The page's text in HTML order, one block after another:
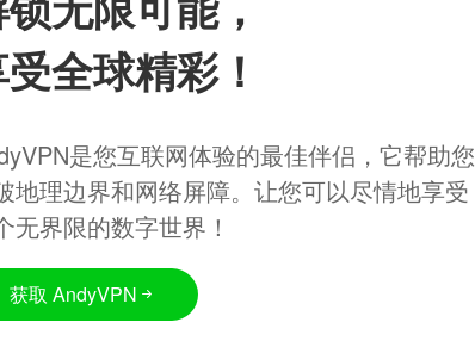
全球精彩！
是您互联网体验的最佳伴侣，它帮助您
地理边界和网络屏障。让您可以尽情地享受
无界限的数字世界！
获取 AndyVPN